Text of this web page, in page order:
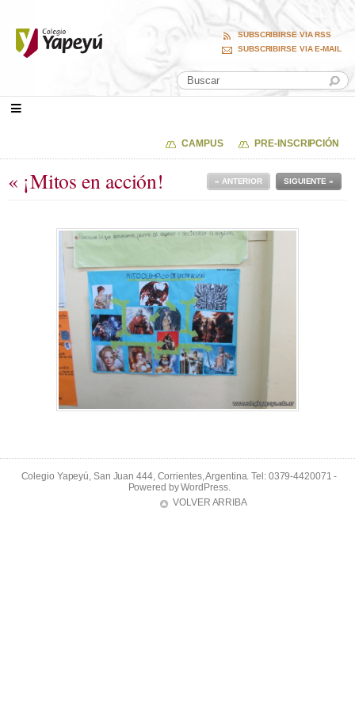
SUBSCRIBIRSE VIA RSS
SUBSCRIBIRSE VIA E-MAIL
CAMPUS PRE-INSCRIPCIÓN
« ¡Mitos en acción! SIGUIENTE »
« ANTERIOR
Colegio Yapeyú, San Juan 444, Corrientes, Argentina. Tel: 0379-4420071 -
Powered byWordPress.
VOLVER ARRIBA